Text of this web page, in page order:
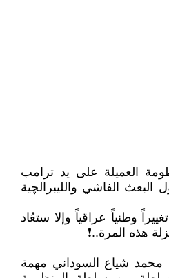
العميلة على يد ترامب
البعث الفاشي والليبرالچية
وطنياً عراقياً وإلا ستعُاد
شياع السوداني مهمة